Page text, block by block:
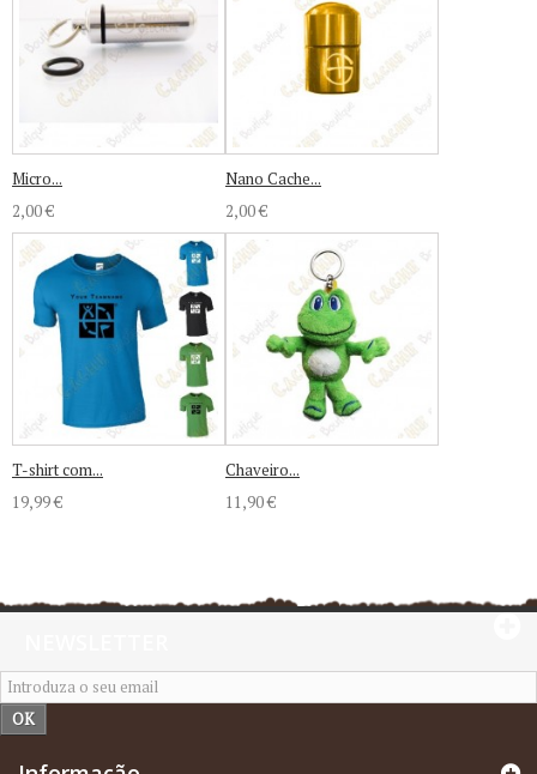
Micro...
2,00 €
Nano Cache...
2,00 €
T-shirt com...
19,99 €
Chaveiro...
11,90 €
OK